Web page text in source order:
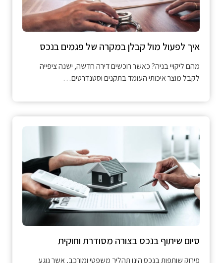
איך לפעול מול קבלן במקרה של פגמים בנכס
מהם ליקויי בניה? כאשר רוכשים דירה חדשה, ישנה ציפייה
לקבל מוצר איכותי העומד בתקנים וסטנדרטים…
סיום שיתוף בנכס בצורה מסודרת וחוקית
פירוק שותפות בנכס הינו תהליך משפטי ומורכב, אשר נוגע